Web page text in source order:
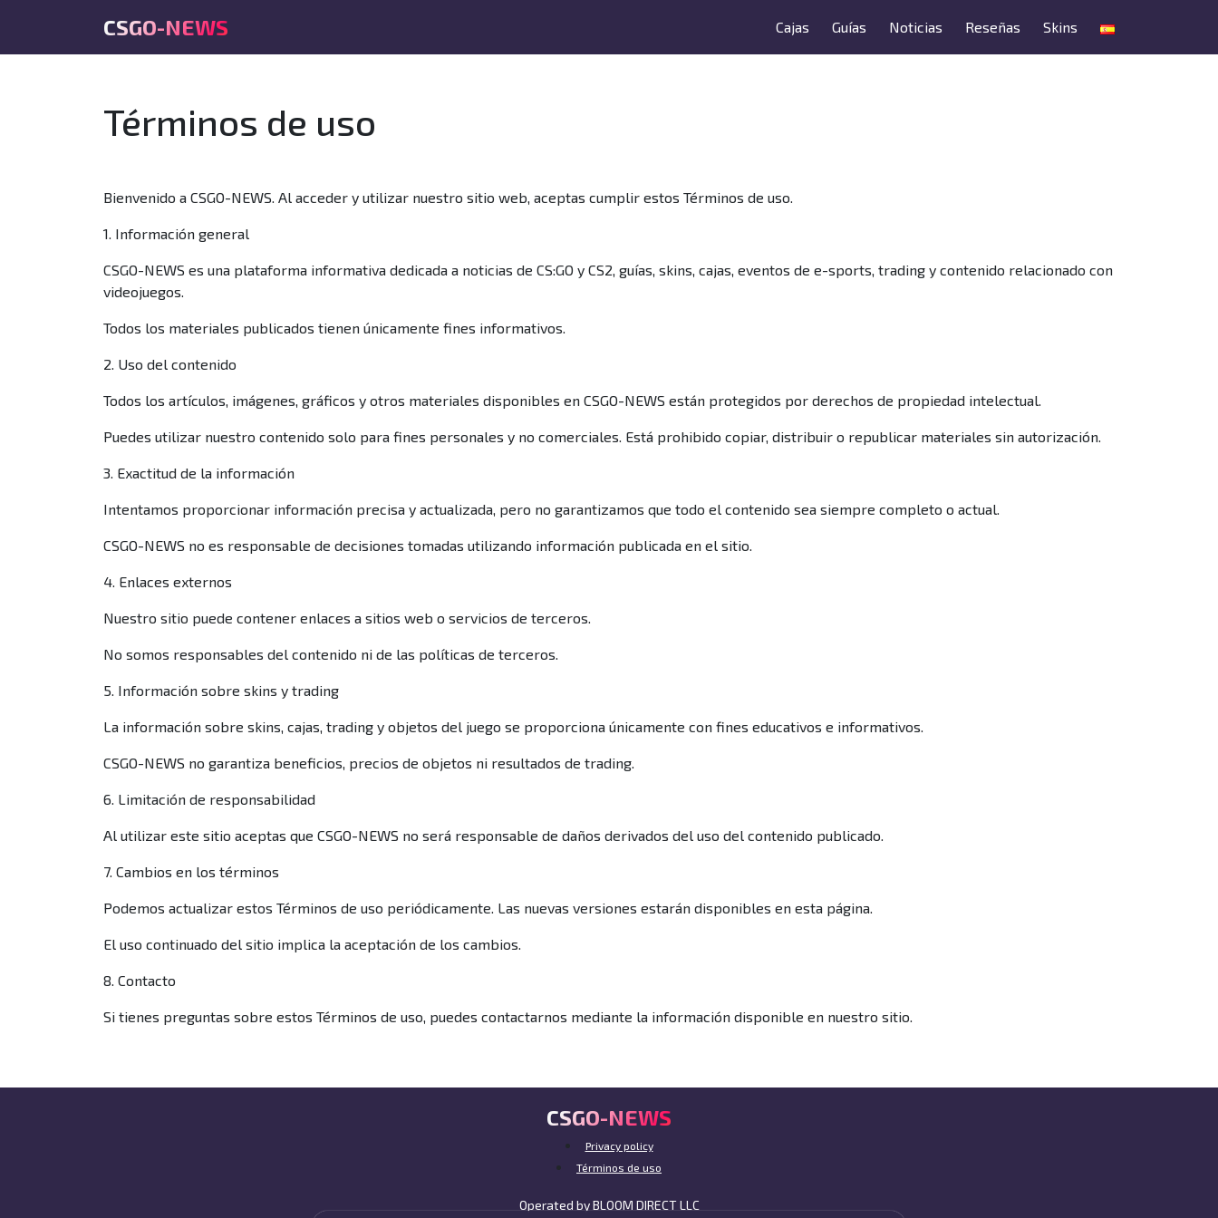
CSGO-NEWS Cajas Guías Noticias Reseñas Skins
Términos de uso
Bienvenido a CSGO-NEWS. Al acceder y utilizar nuestro sitio web, aceptas cumplir estos Términos de uso.
1. Información general
CSGO-NEWS es una plataforma informativa dedicada a noticias de CS:GO y CS2, guías, skins, cajas, eventos de e-sports, trading y contenido relacionado con
videojuegos.
Todos los materiales publicados tienen únicamente fines informativos.
2. Uso del contenido
Todos los artículos, imágenes, gráficos y otros materiales disponibles en CSGO-NEWS están protegidos por derechos de propiedad intelectual.
Puedes utilizar nuestro contenido solo para fines personales y no comerciales. Está prohibido copiar, distribuir o republicar materiales sin autorización.
3. Exactitud de la información
Intentamos proporcionar información precisa y actualizada, pero no garantizamos que todo el contenido sea siempre completo o actual.
CSGO-NEWS no es responsable de decisiones tomadas utilizando información publicada en el sitio.
4. Enlaces externos
Nuestro sitio puede contener enlaces a sitios web o servicios de terceros.
No somos responsables del contenido ni de las políticas de terceros.
5. Información sobre skins y trading
La información sobre skins, cajas, trading y objetos del juego se proporciona únicamente con fines educativos e informativos.
CSGO-NEWS no garantiza beneficios, precios de objetos ni resultados de trading.
6. Limitación de responsabilidad
Al utilizar este sitio aceptas que CSGO-NEWS no será responsable de daños derivados del uso del contenido publicado.
7. Cambios en los términos
Podemos actualizar estos Términos de uso periódicamente. Las nuevas versiones estarán disponibles en esta página.
El uso continuado del sitio implica la aceptación de los cambios.
8. Contacto
Si tienes preguntas sobre estos Términos de uso, puedes contactarnos mediante la información disponible en nuestro sitio.
CSGO-NEWS
Privacy policy
Términos de uso
Operated by BLOOM DIRECT LLC